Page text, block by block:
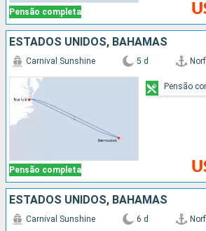
Pensão completa
ESTADOS UNIDOS, BAHAMAS
Pensão completa
Carnival Sunshine 5 d
Pensão
ESTADOS UNIDOS, BAHAMAS
Carnival Sunshine 6 d